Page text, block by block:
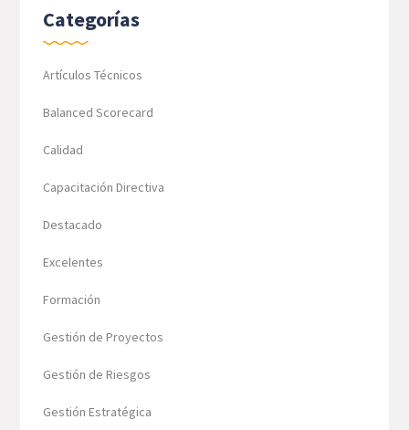
Categorías
Artículos Técnicos
Balanced Scorecard
Calidad
Capacitación Directiva
Destacado
Excelentes
Formación
Gestión de Proyectos
Gestión de Riesgos
Gestión Estratégica